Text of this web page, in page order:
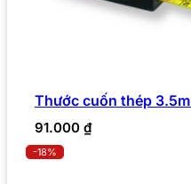
Thước cuốn thép
91.000 ₫
-18%